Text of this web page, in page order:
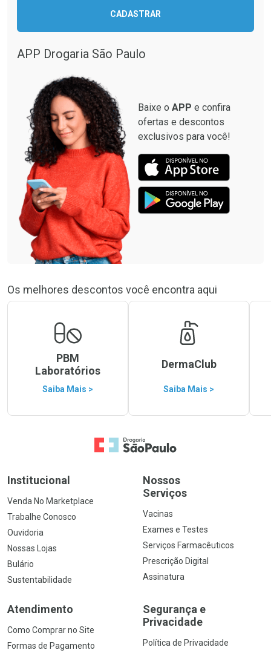
CADASTRAR
APP Drogaria São Paulo
Baixe o APP e confira
ofertas e descontos
exclusivos para você!
Os melhores descontos você encontra aqui
PBM
Laboratórios
Saiba Mais >
DermaClub
Saiba Mais >
Ir para a Home
Institucional
Venda No Marketplace
Trabalhe Conosco
Ouvidoria
Nossas Lojas
Bulário
Sustentabilidade
Nossos
Serviços
Vacinas
Exames e Testes
Serviços Farmacêuticos
Prescrição Digital
Assinatura
Atendimento
Como Comprar no Site
Formas de Pagamento
Segurança e
Privacidade
Política de Privacidade